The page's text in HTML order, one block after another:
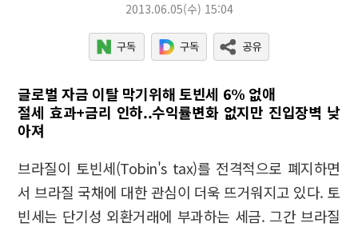
2013.06.05(수) 15:04
글로벌 자금 이탈 막기위해 토빈세 6% 없애
절세 효과+금리 인하..수익률변화 없지만 진입장벽 낮
아져
브라질이 토빈세(Tobin's tax)를 전격적으로 폐지하면
서 브라질 국채에 대한 관심이 더욱 뜨거워지고 있다. 토
빈세는 단기성 외환거래에 부과하는 세금. 그간 브라질